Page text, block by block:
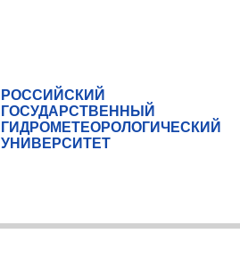
РОССИЙСКИЙ
ГОСУДАРСТВЕННЫЙ
ГИДРОМЕТЕОРОЛОГИЧЕСКИЙ
УНИВЕРСИТЕТ